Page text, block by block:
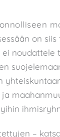
on
noudattele
–